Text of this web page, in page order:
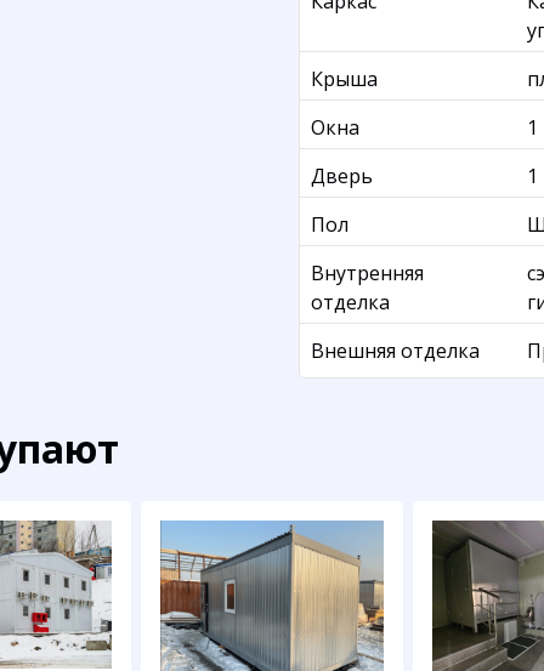
Крыша
Окна
Дверь
Пол
Внутренняя
отделка
Внешняя отделка